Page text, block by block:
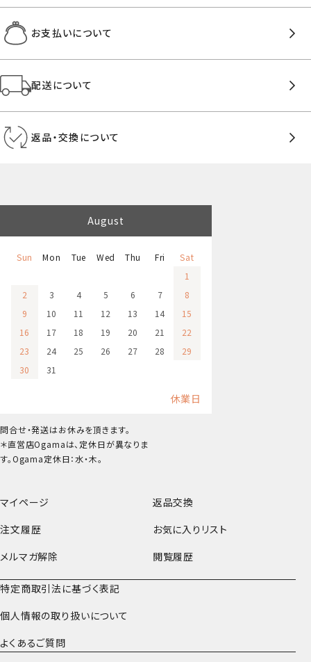
お支払いについて
配送について
返品・交換について
マイページ
返品交換
注文履歴
お気に入りリスト
メルマガ解除
閲覧履歴
特定商取引法に基づく表記
個人情報の取り扱いについて
よくあるご質問
August
Sun Mon Tue Wed Thu Fri
Sat
1
2
3 4 5 6 7
8
9
10 11 12 13 14
15
16
17 18 19 20 21
22
23
24 25 26 27 28
29
30
31
休業日
問合せ・発送はお休みを頂きます。
＊直営店Ogamaは、定休日が異なりま
す。Ogama定休日：水・木。